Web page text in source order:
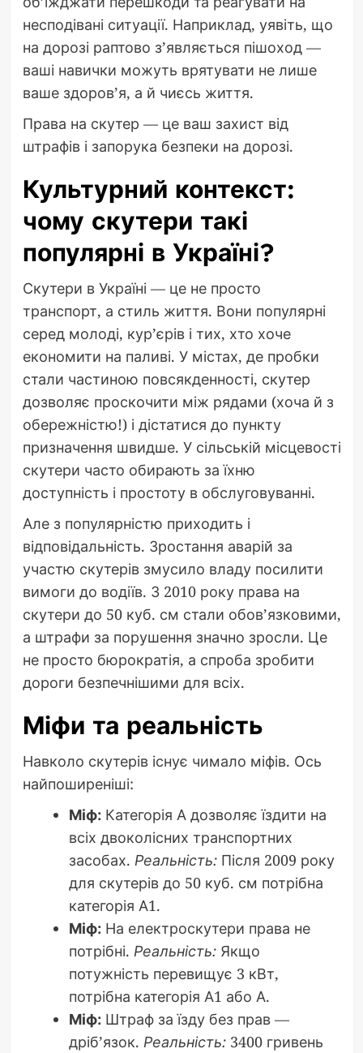
несподівані ситуації. Наприклад, уявіть, що
на дорозі раптово з’являється пішоход —
ваші навички можуть врятувати не лише
ваше здоров’я, а й чиєсь життя.
Права на скутер — це ваш захист від
штрафів і запорука безпеки на дорозі.
Культурний контекст:
чому скутери такі
популярні в Україні?
Скутери в Україні — це не просто
транспорт, а стиль життя. Вони популярні
серед молоді, кур’єрів і тих, хто хоче
економити на паливі. У містах, де пробки
стали частиною повсякденності, скутер
дозволяє проскочити між рядами (хоча й з
обережністю!) і дістатися до пункту
призначення швидше. У сільській місцевості
скутери часто обирають за їхню
доступність і простоту в обслуговуванні.
Але з популярністю приходить і
відповідальність. Зростання аварій за
участю скутерів змусило владу посилити
вимоги до водіїв. З 2010 року права на
скутери до 50 куб. см стали обов’язковими,
а штрафи за порушення значно зросли. Це
не просто бюрократія, а спроба зробити
дороги безпечнішими для всіх.
Міфи та реальність
Навколо скутерів існує чимало міфів. Ось
найпоширеніші:
Міф:Категорія А дозволяє їздити на
всіх двоколісних транспортних
засобах. Реальність:Після 2009 року
для скутерів до 50 куб. см потрібна
категорія А1.
Міф:На електроскутери права не
потрібні. Реальність:Якщо
потужність перевищує 3 кВт,
потрібна категорія А1 або А.
Міф:Штраф за їзду без прав —
дріб’язок. Реальність:3400 гривень